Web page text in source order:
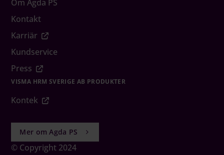
Om Agda PS
Kontakt
Karriär
Kundservice
Press
VISMA HRM SVERIGE AB PRODUKTER
Kontek
Mer om Agda PS
© Copyright 2024